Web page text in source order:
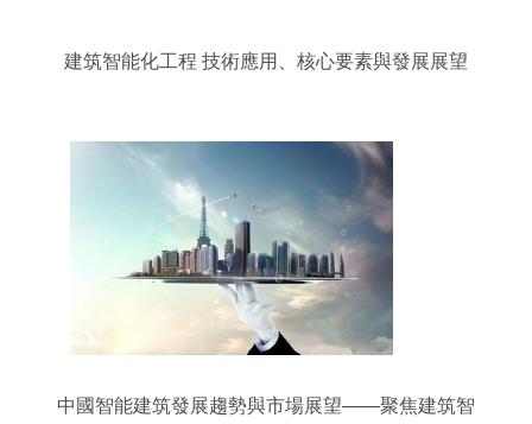
建筑智能化工程 技術應用、核心要素與發展展望
中國智能建筑發展趨勢與市場展望——聚焦建筑智